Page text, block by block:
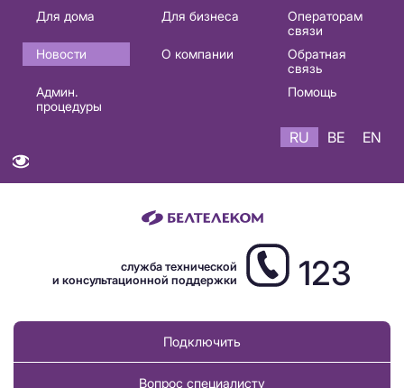
Основная
навигация
RU
Для дома Для бизнеса
Операторам
связи
Новости
О компании
Обратная
связь
Админ.
процедуры
Помощь
RU BE EN
служба технической
и консультационной поддержки
123
Подключить
Вопрос специалисту